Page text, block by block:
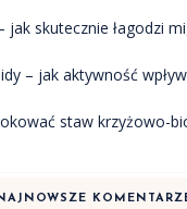
jak skutecznie łagodzi
– jak aktywność
staw krzyżowo-